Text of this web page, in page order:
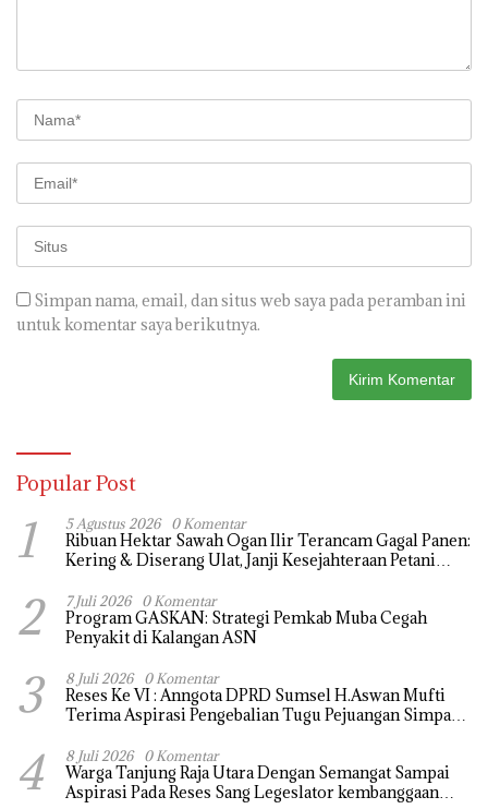
Simpan nama, email, dan situs web saya pada peramban ini
untuk komentar saya berikutnya.
Popular Post
1 5 Agustus 2026 0 Komentar
Ribuan Hektar Sawah Ogan Ilir Terancam Gagal Panen:
Kering & Diserang Ulat, Janji Kesejahteraan Petani
2 7 Juli 2026 0 Komentar
Program GASKAN: Strategi Pemkab Muba Cegah
Penyakit di Kalangan ASN
3 8 Juli 2026 0 Komentar
Reses Ke VI : Anngota DPRD Sumsel H.Aswan Mufti
Terima Aspirasi Pengebalian Tugu Pejuangan Simpang
4 8 Juli 2026 0 Komentar
Warga Tanjung Raja Utara Dengan Semangat Sampai
Aspirasi Pada Reses Sang Legeslator kembanggaan